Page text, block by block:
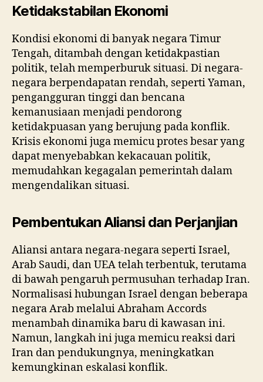
Ketidakstabilan Ekonomi
Kondisi ekonomi di banyak negara Timur
Tengah, ditambah dengan ketidakpastian
politik, telah memperburuk situasi. Di negara-
negara berpendapatan rendah, seperti Yaman,
pengangguran tinggi dan bencana
kemanusiaan menjadi pendorong
ketidakpuasan yang berujung pada konflik.
Krisis ekonomi juga memicu protes besar yang
dapat menyebabkan kekacauan politik,
memudahkan kegagalan pemerintah dalam
mengendalikan situasi.
Pembentukan Aliansi dan Perjanjian
Aliansi antara negara-negara seperti Israel,
Arab Saudi, dan UEA telah terbentuk, terutama
di bawah pengaruh permusuhan terhadap Iran.
Normalisasi hubungan Israel dengan beberapa
negara Arab melalui Abraham Accords
menambah dinamika baru di kawasan ini.
Namun, langkah ini juga memicu reaksi dari
Iran dan pendukungnya, meningkatkan
kemungkinan eskalasi konflik.